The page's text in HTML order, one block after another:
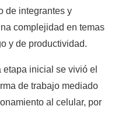
de integrantes y
complejidad en temas
y de productividad.
inicial se vivió el
de trabajo mediado
al celular, por